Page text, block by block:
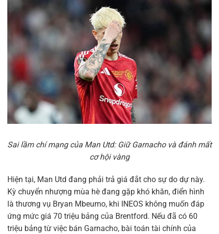
Sai lầm chí mạng của Man Utd: Giữ Garnacho và đánh mất
cơ hội vàng
Hiện tại, Man Utd đang phải trả giá đắt cho sự do dự này.
Kỳ chuyển nhượng mùa hè đang gặp khó khăn, điển hình
là thương vụ Bryan Mbeumo, khi INEOS không muốn đáp
ứng mức giá 70 triệu bảng của Brentford. Nếu đã có 60
triệu bảng từ việc bán Garnacho, bài toán tài chính của